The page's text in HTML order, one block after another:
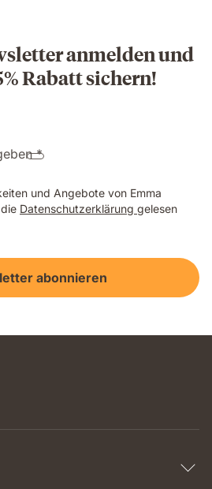
anmelden und
Rabatt sichern!
*
und Angebote von Emma
Datenschutzerklärung gelesen
abonnieren